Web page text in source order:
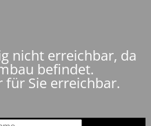
nicht erreichbar, da
befindet.
Sie erreichbar.